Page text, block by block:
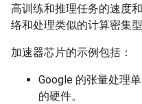
高训练和推理任务的速度
络和处理类似的计算密集型
加速器芯片的示例包括：
Google 的张量处理
的硬件。